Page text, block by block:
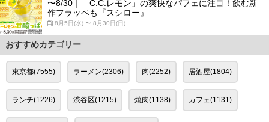
〜8/30｜「C.C.レモン」の爽快なパフェに注目！飲む新
作フラッペも『スシロー』
8月5日(水) 〜 8月30日(日)
おすすめカテゴリー
東京都(7555) ラーメン(2306) 肉(2252) 居酒屋(1804)
ランチ(1226) 渋谷区(1215) 焼肉(1138) カフェ(1131)